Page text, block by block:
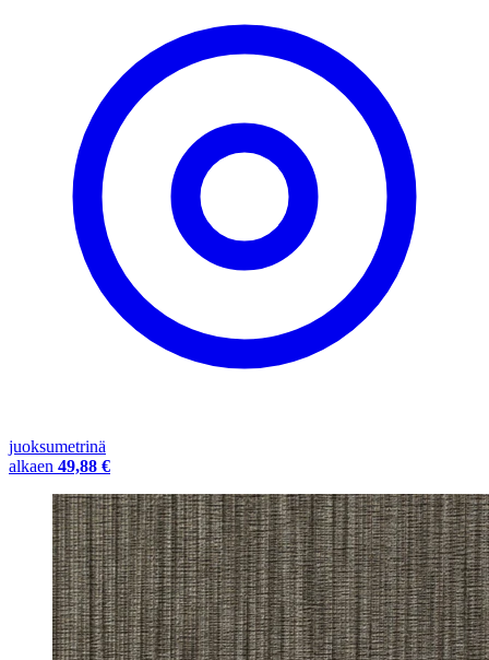
juoksumetrinä
alkaen 49,88 €